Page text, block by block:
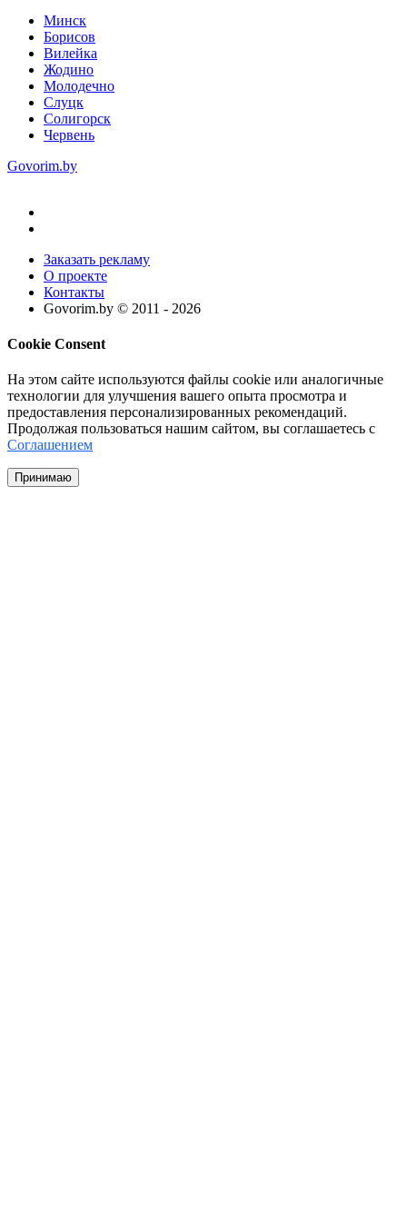
Минск
Борисов
Вилейка
Жодино
Молодечно
Слуцк
Солигорск
Червень
Govorim.by
Заказать рекламу
О проекте
Контакты
Govorim.by © 2011 - 2026
Cookie Consent
На этом сайте используются файлы cookie или аналогичные
технологии для улучшения вашего опыта просмотра и
предоставления персонализированных рекомендаций.
Продолжая пользоваться нашим сайтом, вы соглашаетесь с
Соглашением
Принимаю